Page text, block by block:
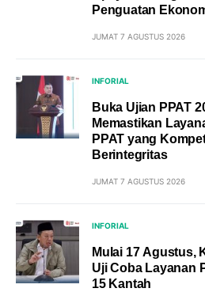
Penguatan
JUMAT 7 AGUSTUS 2026
INFORIAL
Buka Ujian PPAT
Memastikan
PPAT yang
Berintegritas
JUMAT 7 AGUSTUS 2026
INFORIAL
Mulai 17 Agustus,
Uji Coba Layanan
15 Kantah